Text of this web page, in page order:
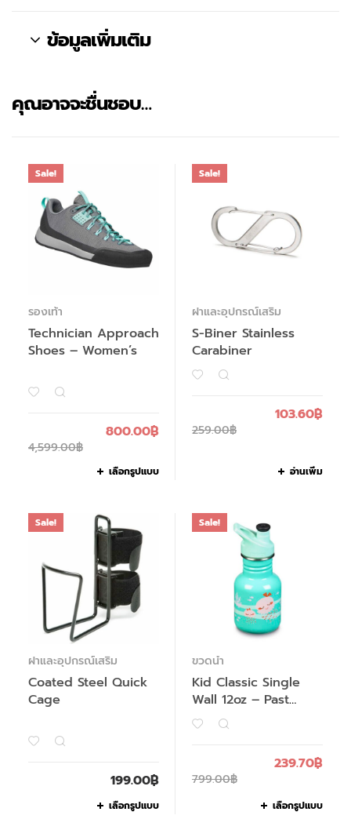
ข้อมูลเพิ่มเติม
คุณอาจจะชื่นชอบ…
Sale!
รองเท้า
Technician Approach
Shoes – Women’s
4,599.00฿
800.00฿
เลือกรูปแบบ
Sale!
ฝาและอุปกรณ์เสริม
S-Biner Stainless
Carabiner
259.00฿
103.60฿
อ่านเพิ่ม
Sale!
ฝาและอุปกรณ์เสริม
Coated Steel Quick
Cage
199.00฿
เลือกรูปแบบ
Sale!
ขวดน้ำ
Kid Classic Single
Wall 12oz – Past
Season
799.00฿
239.70฿
เลือกรูปแบบ